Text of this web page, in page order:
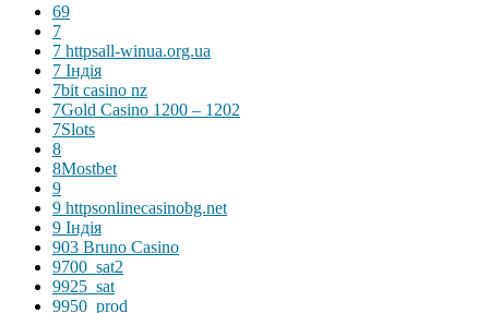
69
7
7 httpsall-winua.org.ua
7 Індія
7bit casino nz
7Gold Casino 1200 – 1202
7Slots
8
8Mostbet
9
9 httpsonlinecasinobg.net
9 Індія
903 Bruno Casino
9700_sat2
9925_sat
9950_prod